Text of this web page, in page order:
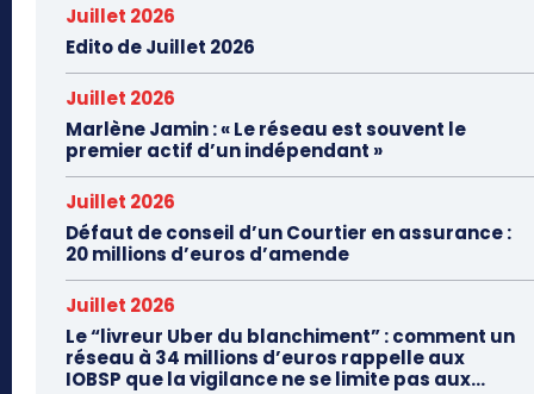
Juillet 2026
Edito de Juillet 2026
Juillet 2026
Marlène Jamin : « Le réseau est souvent le
premier actif d’un indépendant »
Juillet 2026
Défaut de conseil d’un Courtier en assurance :
20 millions d’euros d’amende
Juillet 2026
Le “livreur Uber du blanchiment” : comment un
réseau à 34 millions d’euros rappelle aux
IOBSP que la vigilance ne se limite pas aux...